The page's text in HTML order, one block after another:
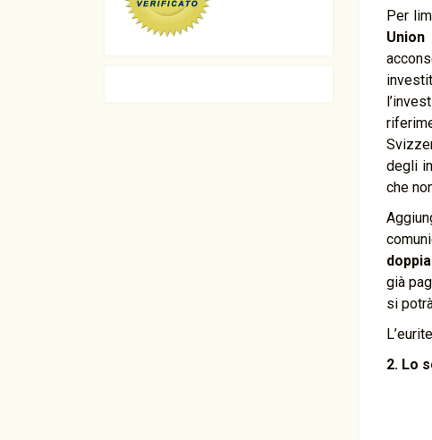
Per
degli
che
già
si
2. Lo